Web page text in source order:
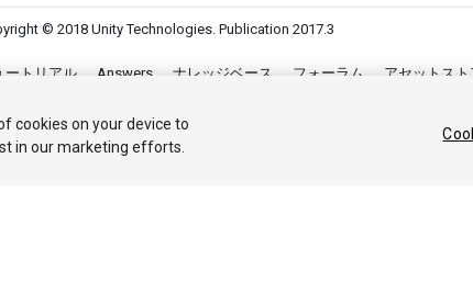
© 2018 Unity Technologies. Publication 2017.3
ートリアル Answers ナレッジベース フォーラム アセットスト
しない Your Privacy Choices (Cookie Settings)
cookies on your device to
in our marketing efforts.